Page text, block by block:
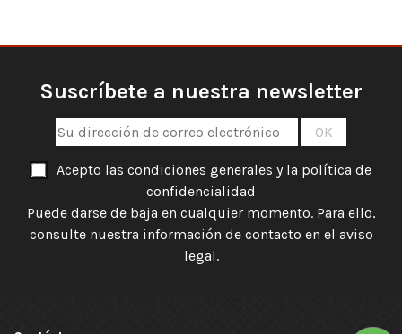
Suscríbete a nuestra newsletter
Acepto las condiciones generales y la política de
confidencialidad
Puede darse de baja en cualquier momento. Para ello,
consulte nuestra información de contacto en el aviso
legal.